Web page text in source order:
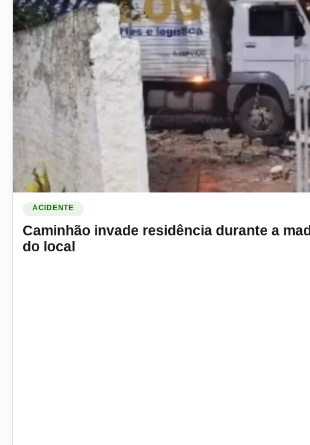
ACIDENTE
Caminhão invade residência durante a
do local